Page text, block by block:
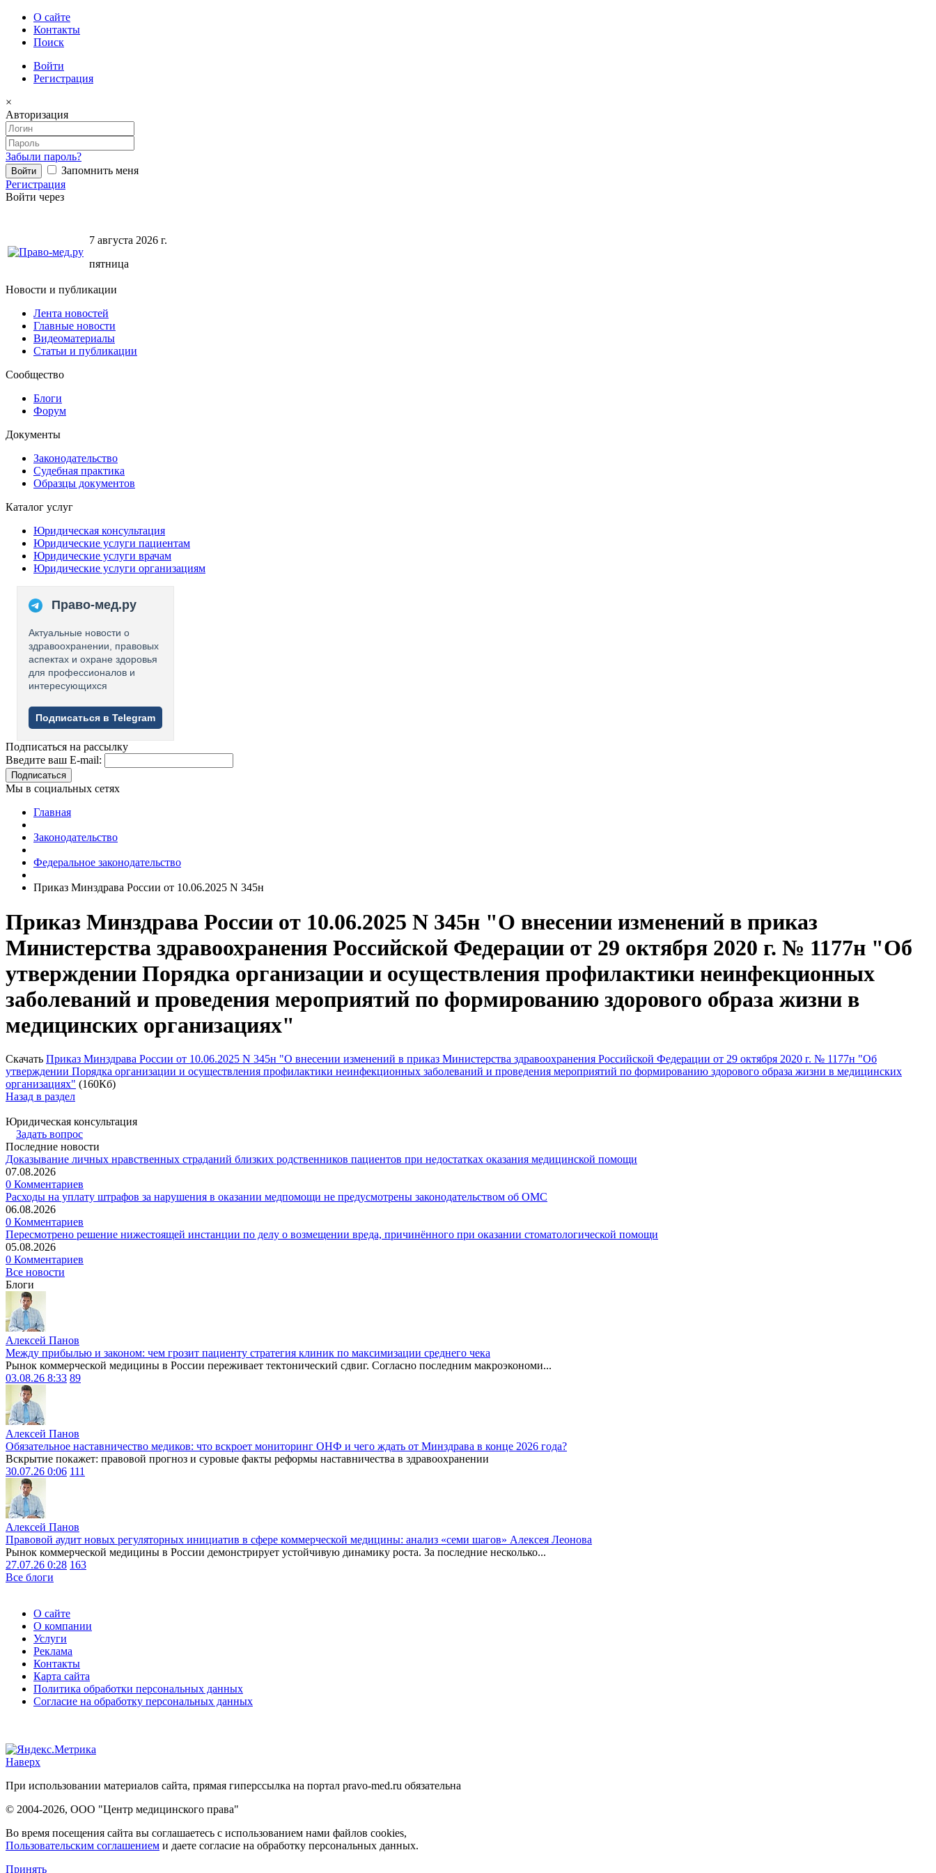
О сайте
Контакты
Поиск
Войти
Регистрация
×
Авторизация
Забыли пароль?
Запомнить меня
Регистрация
Войти через
7 августа 2026 г.
пятница
Новости и публикации
Лента новостей
Главные новости
Видеоматериалы
Статьи и публикации
Сообщество
Блоги
Форум
Документы
Законодательство
Судебная практика
Образцы документов
Каталог услуг
Юридическая консультация
Юридические услуги пациентам
Юридические услуги врачам
Юридические услуги организациям
Право-мед.ру
Актуальные новости о
здравоохранении, правовых
аспектах и охране здоровья
для профессионалов и
интересующихся
Подписаться в Telegram
Подписаться на рассылку
Введите ваш E-mail:
Подписаться
Мы в социальных сетях
Главная
Законодательство
Федеральное законодательство
Приказ Минздрава России от 10.06.2025 N 345н
Приказ Минздрава России от 10.06.2025 N 345н "О внесении изменений в приказ
Министерства здравоохранения Российской Федерации от 29 октября 2020 г. № 1177н "Об
утверждении Порядка организации и осуществления профилактики неинфекционных
заболеваний и проведения мероприятий по формированию здорового образа жизни в
медицинских организациях"
Скачать Приказ Минздрава России от 10.06.2025 N 345н "О внесении изменений в приказ Министерства здравоохранения Российской Федерации от 29 октября 2020 г. № 1177н "Об
утверждении Порядка организации и осуществления профилактики неинфекционных заболеваний и проведения мероприятий по формированию здорового образа жизни в медицинских
организациях" (160Кб)
Назад в раздел
Юридическая консультация
Задать вопрос
Последние новости
Доказывание личных нравственных страданий близких родственников пациентов при недостатках оказания медицинской помощи
07.08.2026
0 Комментариев
Расходы на уплату штрафов за нарушения в оказании медпомощи не предусмотрены законодательством об ОМС
06.08.2026
0 Комментариев
Пересмотрено решение нижестоящей инстанции по делу о возмещении вреда, причинённого при оказании стоматологической помощи
05.08.2026
0 Комментариев
Все новости
Блоги
Алексей Панов
Между прибылью и законом: чем грозит пациенту стратегия клиник по максимизации среднего чека
Рынок коммерческой медицины в России переживает тектонический сдвиг. Согласно последним макроэкономи...
03.08.26 8:33 89
Алексей Панов
Обязательное наставничество медиков: что вскроет мониторинг ОНФ и чего ждать от Минздрава в конце 2026 года?
Вскрытие покажет: правовой прогноз и суровые факты реформы наставничества в здравоохранении
30.07.26 0:06 111
Алексей Панов
Правовой аудит новых регуляторных инициатив в сфере коммерческой медицины: анализ «семи шагов» Алексея Леонова
Рынок коммерческой медицины в России демонстрирует устойчивую динамику роста. За последние несколько...
27.07.26 0:28 163
Все блоги
О сайте
О компании
Услуги
Реклама
Контакты
Карта сайта
Политика обработки персональных данных
Согласие на обработку персональных данных
Наверх
При использовании материалов сайта, прямая гиперссылка на портал pravo-med.ru обязательна
© 2004-2026, ООО "Центр медицинского права"
Во время посещения сайта вы соглашаетесь с использованием нами файлов cookies,
Пользовательским соглашением и даете согласие на обработку персональных данных.
Принять